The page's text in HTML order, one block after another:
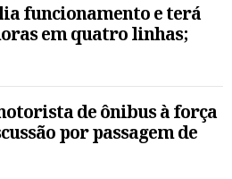
funcionamento e terá
em quatro linhas;
de ônibus à força
por passagem de